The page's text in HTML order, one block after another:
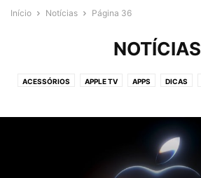
Início Notícias Página 36
NOTÍCIAS
ACESSÓRIOS APPLE TV APPS DICAS
VÍDEOS WALLPAPERS